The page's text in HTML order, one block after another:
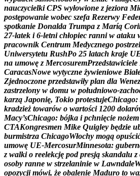
nauczycielki CPS wyłowione z jeziora Mi
postępowanie wobec szefa Rezerwy Fede
spotkanie Donalda Trumpa z Maríą Cori
27-latek i 6-letni chłopiec ranni w ataku
pracownik Centrum Medycznego postrzel
Uniwersytetu RushPo 25 latach kraje U
na umowę z MercosuremPrzedstawiciele
CaracasNowe wytyczne żywieniowe Biał
Zjednoczone przedstawiły plan dla Wenez
zastrzelony w domu w południowo-zacho
karzą Japonię, Tokio protestujeChicago:
kradzież towarów o wartości 1200 dolaró
Macy’sChicago: bójka i pchnięcie nożem
CTAKongresmen Mike Quigley będzie u
burmistrza ChicagoWłochy mogą opuści
umowę UE-MercosurMinnesota: gubern
z walki o reelekcję pod presją skandalu z
osoby ranne w strzelaninie w Lawndale
opozycji mówi, że obalenie Maduro to wa